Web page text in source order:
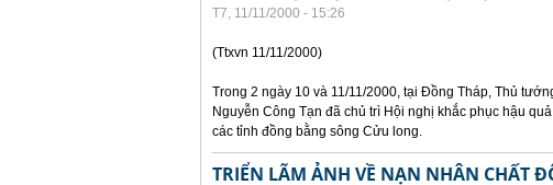
T7, 11/11/2000 - 15:26
(Ttxvn 11/11/2000)
Trong 2 ngày 10 và 11/11/2000, tại Đồng Tháp, Thủ
Nguyễn Công Tạn đã chủ trì Hội nghị khắc phục hậu
các tỉnh đồng bằng sông Cửu long.
TRIỂN LÃM ẢNH VỀ NẠN NHÂN CHẤT